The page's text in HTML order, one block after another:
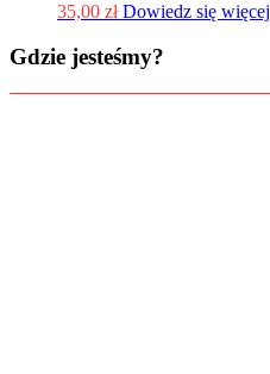
35,00 zł Dowiedz się więcej
Gdzie jesteśmy?